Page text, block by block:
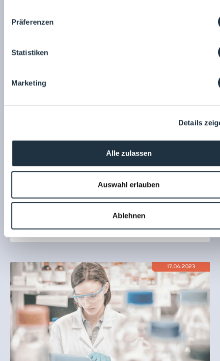
Präferenzen
Statistiken
Marketing
Details
Alle zulassen
Auswahl erlauben
Ablehnen
17.04.2023
Bau und Architektur
17.04.2023